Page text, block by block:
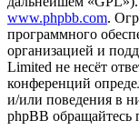
www.phpbb.com.
программного
организацией и
Limited не несёт
конференций
и/или поведения в
phpBB обращайтесь